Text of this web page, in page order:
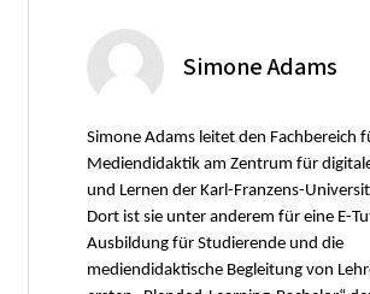
Simone Adams
Simone Adams leitet den Fachbereich
Mediendidaktik am Zentrum für
und Lernen der Karl-Franzens-
Dort ist sie unter anderem für eine E-
Ausbildung für Studierende und die
mediendidaktische Begleitung von